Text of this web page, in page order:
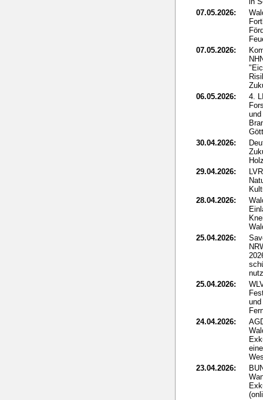
07.05.2026:
07.05.2026:
06.05.2026:
4.
30.04.2026:
29.04.2026:
28.04.2026:
25.04.2026:
25.04.2026:
24.04.2026:
23.04.2026: